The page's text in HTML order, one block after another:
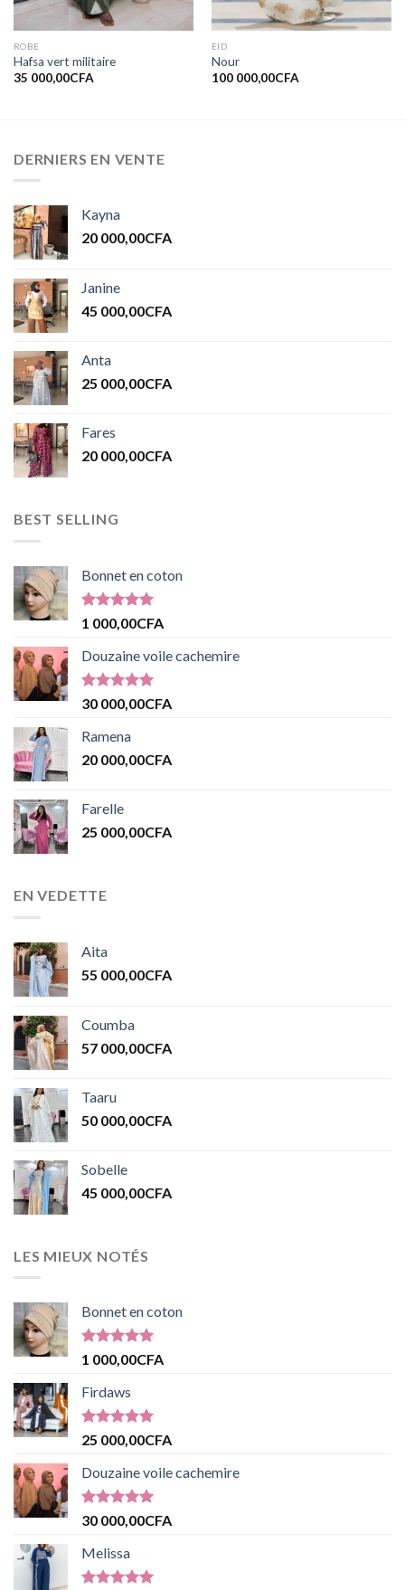
ROBE
Hafsa vert militaire
35 000,00CFA
EID
Nour
100 000,00CFA
DERNIERS EN VENTE
Kayna
20 000,00CFA
Janine
45 000,00CFA
Anta
25 000,00CFA
Fares
20 000,00CFA
BEST SELLING
Bonnet en coton
Note 5.00
1 000,00CFA
Douzaine voile cachemire
Note5.00
30 000,00CFA
Ramena
20 000,00CFA
Farelle
25 000,00CFA
EN VEDETTE
Aita
55 000,00CFA
Coumba
57 000,00CFA
Taaru
50 000,00CFA
Sobelle
45 000,00CFA
LES MIEUX NOTÉS
Bonnet en coton
Note 5.00
1 000,00CFA
Firdaws
Note5.00
25 000,00CFA
Douzaine voile cachemire
Note5.00
30 000,00CFA
Melissa